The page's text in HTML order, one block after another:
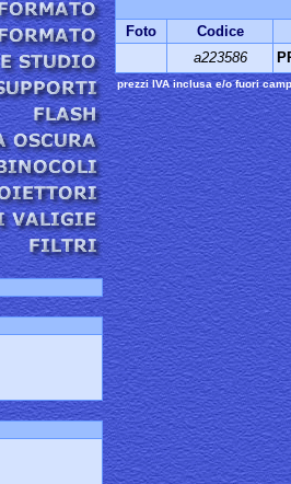
Foto
Codice
a223586
prezzi IVA inclusa e/o fuori